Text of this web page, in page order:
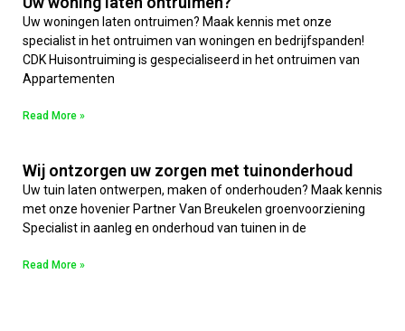
Uw woningen laten ontruimen? Maak kennis met onze
specialist in het ontruimen van woningen en bedrijfspanden!
CDK Huisontruiming is gespecialiseerd in het ontruimen van
Appartementen
Read More »
Wij ontzorgen uw zorgen met tuinonderhoud
Uw tuin laten ontwerpen, maken of onderhouden? Maak kennis
met onze hovenier Partner Van Breukelen groenvoorziening
Specialist in aanleg en onderhoud van tuinen in de
Read More »